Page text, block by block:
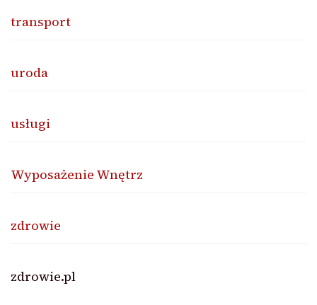
transport
uroda
usługi
Wyposażenie Wnętrz
zdrowie
zdrowie.pl